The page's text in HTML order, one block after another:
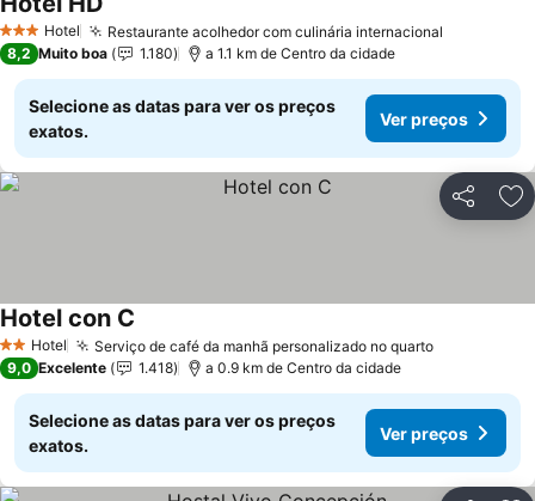
3 EstrelasHotel Restaurante acolhedor com culinária internacional
8,2 Muito boa 1.180 a 1.1 km de Centro da cidade
Selecione as datas para ver os preços
exatos.
Ver preços
Partilhar
2 Estrelas
Hotel Serviço de café da manhã personalizado no quartoVer preços
Hotel con C
9,0 Excelente 1.418 a 0.9 km de Centro da cidade
Selecione as datas para ver os preços
exatos.
Ver preços